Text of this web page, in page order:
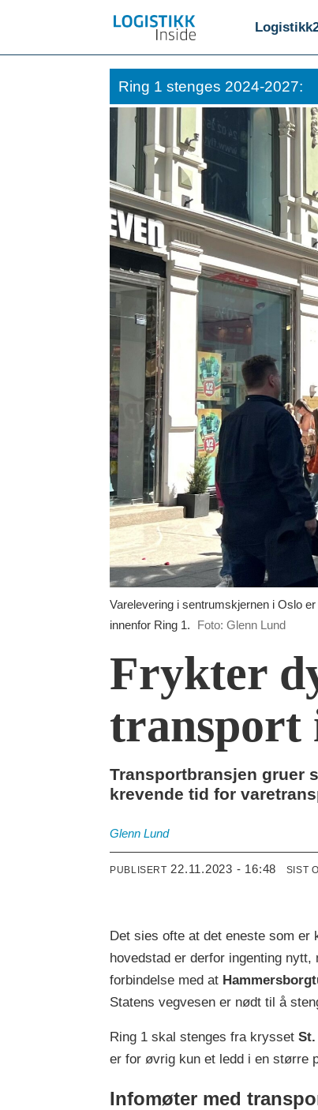
Ring 1 stenges 2024-2027:
Varelevering i sentrumskjernen i Oslo
innenfor Ring 1.
Foto: Glenn Lund
Frykter
transport
Transportbransjen gruer
krevende tid for
Glenn Lund
PUBLISERT 22.11.2023 - 16:48 SIST
Det sies ofte at det eneste som er
hovedstad er derfor ingenting
forbindelse med at
Statens vegvesen er nødt til å
Ring 1 skal stenges fra krysset
er for øvrig kun et ledd i en større
Infomøter med